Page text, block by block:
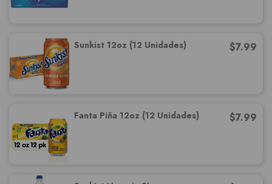
Sunkist 12oz (12 Unidades) $7.99
Fanta Piña 12oz (12 Unidades) $7.99